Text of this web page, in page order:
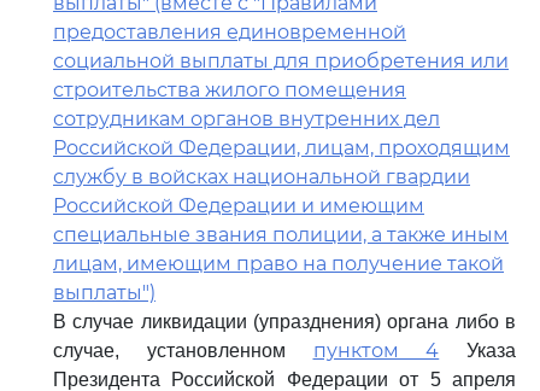
предоставления единовременной
социальной выплаты для приобретения или
строительства жилого помещения
сотрудникам органов внутренних дел
Российской Федерации, лицам, проходящим
службу в войсках национальной гвардии
Российской Федерации и имеющим
специальные звания полиции, а также иным
лицам, имеющим право на получение такой
выплаты")
В случае ликвидации (упразднения) органа либо в
случае, установленном пунктом 4 Указа
Президента Российской Федерации от 5 апреля